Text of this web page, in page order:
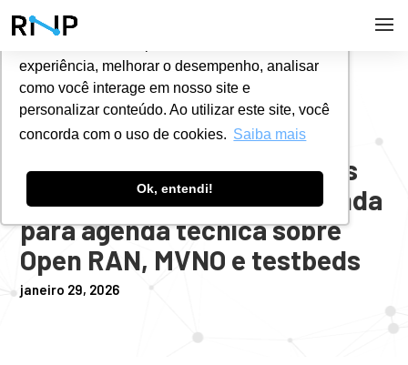
experiência, melhorar o desempenho, analisar
como você interage em nosso site e
personalizar conteúdo. Ao utilizar este site, você
concorda com o uso de cookies. Saiba mais
Ok, entendi!
# NOTÍCIAS
RNP recebe representantes
da rede acadêmica de Uganda
para agenda técnica sobre
Open RAN, MVNO e testbeds
janeiro 29, 2026